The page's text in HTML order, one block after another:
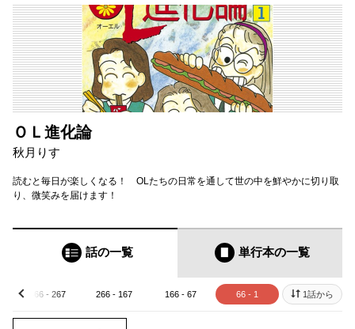
ＯＬ進化論
秋月りす
読むと毎日が楽しくなる！ OLたちの日常を通して世の中を鮮やかに切り取
り、微笑みを届けます！
話の一覧 単行本の一覧
366 - 267 266 - 167 166 - 67 66 - 1
prev 1話から